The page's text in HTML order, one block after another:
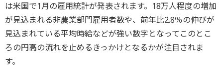
は米国で1月の雇用統計が発表されます。18万人程度の増加
が見込まれる非農業部門雇用者数や、前年比2.8％の伸びが
見込まれている平均時給などが強い数字となってこのとこ
ろの円高の流れを止めるきっかけとなるかが注目されま
す。